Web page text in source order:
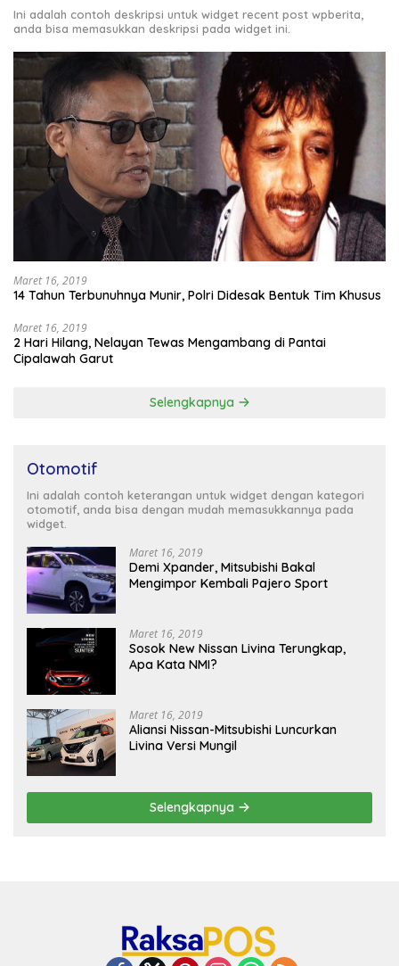
Ini adalah contoh deskripsi untuk widget recent post wpberita,
anda bisa memasukkan deskripsi pada widget ini.
Maret 16, 2019
14 Tahun Terbunuhnya Munir, Polri Didesak Bentuk Tim Khusus
Maret 16, 2019
2 Hari Hilang, Nelayan Tewas Mengambang di Pantai
Cipalawah Garut
Selengkapnya
Otomotif
Ini adalah contoh keterangan untuk widget dengan kategori
otomotif, anda bisa dengan mudah memasukkannya pada
widget.
Maret 16, 2019
Demi Xpander, Mitsubishi Bakal
Mengimpor Kembali Pajero Sport
Maret 16, 2019
Sosok New Nissan Livina Terungkap,
Apa Kata NMI?
Maret 16, 2019
Aliansi Nissan-Mitsubishi Luncurkan
Livina Versi Mungil
Selengkapnya